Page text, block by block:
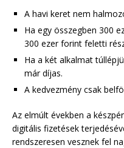
A havi keret nem
Ha egy összegben 300
300 ezer forint feletti
Ha a két alkalmat
már díjas.
A kedvezmény csak
Az elmúlt években a
digitális fizetések
rendszeresen vesznek fel